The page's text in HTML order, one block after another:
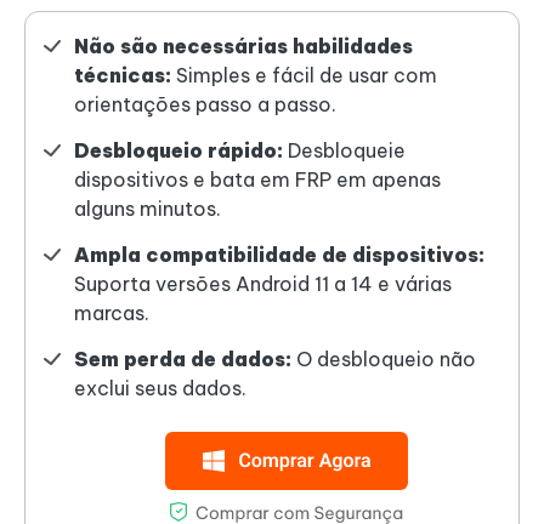
Não são necessárias habilidades
técnicas: Simples e fácil de usar com
orientações passo a passo.
Desbloqueio rápido: Desbloqueie
dispositivos e bata em FRP em apenas
alguns minutos.
Ampla compatibilidade de dispositivos:
Suporta versões Android 11 a 14 e várias
marcas.
Sem perda de dados: O desbloqueio não
exclui seus dados.